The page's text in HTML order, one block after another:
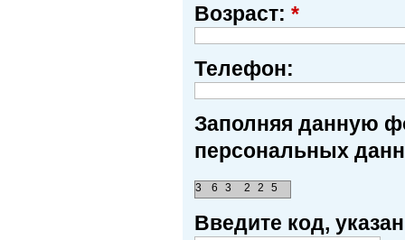
Возраст: *
Телефон:
Заполняя данную
персональных
2
6 3
3 2 5
Введите код,